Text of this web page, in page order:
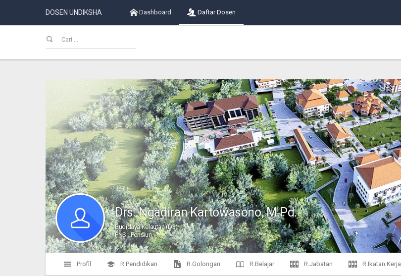
DOSEN UNDIKSHA Dashboard Daftar Dosen
Drs. Ngadiran Kartowasono, M.Pd.
Budidaya Kelautan (D3)
PNS - Pensiun
Profil R.Pendidikan R.Golongan R.Belajar R.Jabatan R.Ikatan Kerja